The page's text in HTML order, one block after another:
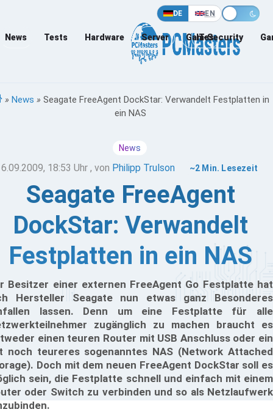
DE EN
News Tests Hardware Server Games
IT-Security
» News » Seagate FreeAgent DockStar: Verwandelt Festplatten in
ein NAS
News
18:53 Uhr , von Philipp Trulson ~2 Min. Lesezeit
Seagate FreeAgent
DockStar: Verwandelt
Festplatten in ein NAS
Besitzer einer externen FreeAgent Go Festplatte hat
Hersteller Seagate nun etwas ganz Besonderes
lassen. Denn um eine Festplatte für alle
zugänglich zu machen braucht es
einen teuren Router mit USB Anschluss oder ein
noch teureres sogenanntes NAS (Network Attached
Doch mit dem neuen FreeAgent DockStar soll es
sein, die Festplatte schnell und einfach mit einem
oder Switch zu verbinden und so als Netzlaufwerk